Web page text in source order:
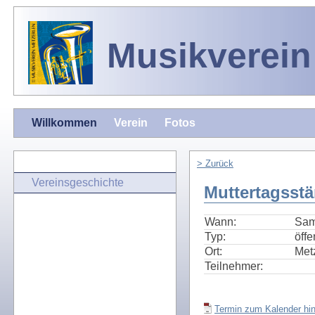
Willkommen Verein Fotos
Vereinsgeschichte
> Zurück
Wann:
Typ:
Ort:
Teilnehmer:
Termin zum Kalender